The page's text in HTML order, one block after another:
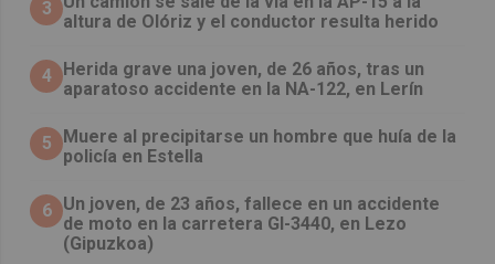
3
altura de Olóriz y el conductor resulta herido
4
Herida grave una joven, de 26 años, tras un
aparatoso accidente en la NA-122, en Lerín
5
Muere al precipitarse un hombre que huía de la
policía en Estella
6 Un joven, de 23 años, fallece en un accidente
de moto en la carretera GI-3440, en Lezo
(Gipuzkoa)